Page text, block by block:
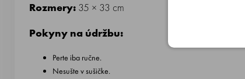
Rozmery: 35 × 33 cm
Pokyny na údržbu:
Perte iba ručne.
Nesušte v sušičke.